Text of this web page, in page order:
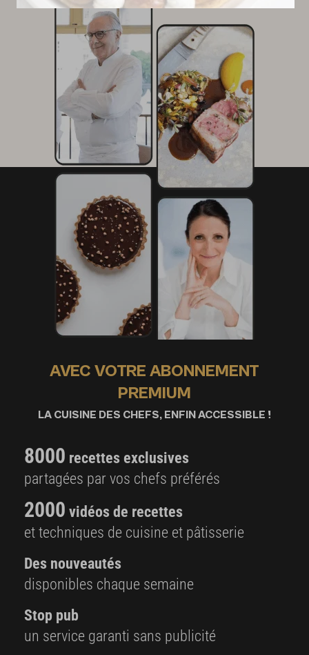
AVEC VOTRE ABONNEMENT
PREMIUM
LA CUISINE DES CHEFS, ENFIN ACCESSIBLE !
8000 recettes exclusives
partagées par vos chefs préférés
2000 vidéos de recettes
et techniques de cuisine et pâtisserie
Des nouveautés
disponibles chaque semaine
Stop pub
un service garanti sans publicité